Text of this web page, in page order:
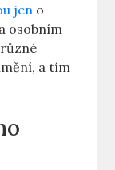
jen o
osobním
a tím